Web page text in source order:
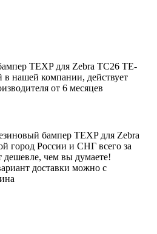
TEXP для Zebra TC26 TE-
нашей компании, действует
от 6 месяцев
бампер TEXP для Zebra
город России и СНГ всего за
дешевле, чем вы думаете!
доставки можно с